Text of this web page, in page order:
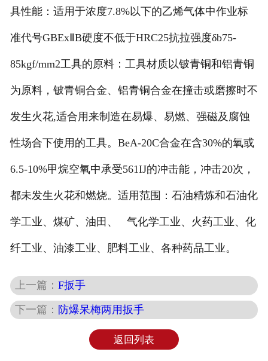
具性能：适用于浓度7.8%以下的乙烯气体中作业标
准代号GBExⅡB硬度不低于HRC25抗拉强度δb75-
85kgf/mm2工具的原料：工具材质以铍青铜和铝青铜
为原料，铍青铜合金、铝青铜合金在撞击或磨擦时不
发生火花,适合用来制造在易爆、易燃、强磁及腐蚀
性场合下使用的工具。BeA-20C合金在含30%的氧或
6.5-10%甲烷空氧中承受561IJ的冲击能，冲击20次，
都未发生火花和燃烧。适用范围：石油精炼和石油化
学工业、煤矿、油田、 气化学工业、火药工业、化
纤工业、油漆工业、肥料工业、各种药品工业。
上一篇：F扳手
下一篇： 防爆呆梅两用扳手
返回列表